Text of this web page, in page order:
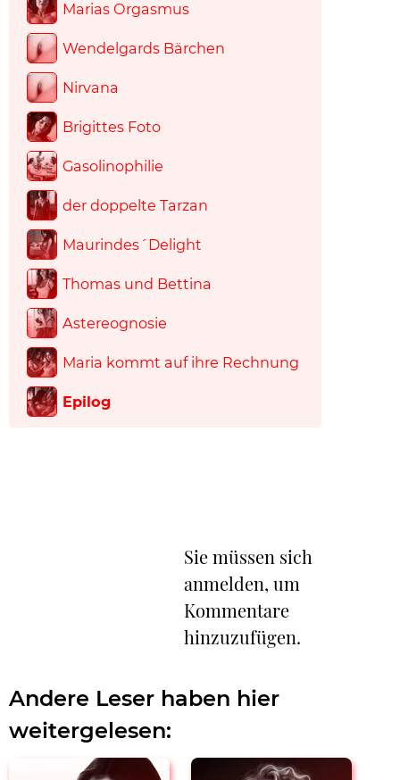
Marias Orgasmus
Wendelgards Bärchen
Nirvana
Brigittes Foto
Gasolinophilie
der doppelte Tarzan
Maurindes´Delight
Thomas und Bettina
Astereognosie
Maria kommt auf ihre Rechnung
Epilog
Sie müssen sich
anmelden, um
Kommentare
hinzuzufügen.
Andere Leser haben hier
weitergelesen: